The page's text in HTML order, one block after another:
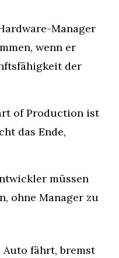
Manager
wenn er
der
of Production ist
das Ende,
müssen
ohne Manager zu
fährt, bremst